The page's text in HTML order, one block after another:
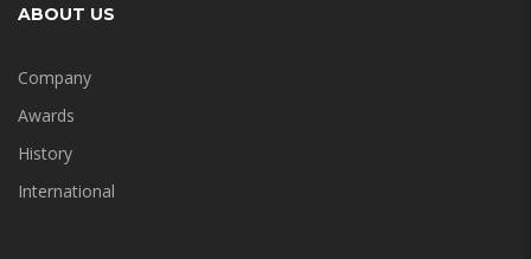
ABOUT US
Company
Awards
History
International